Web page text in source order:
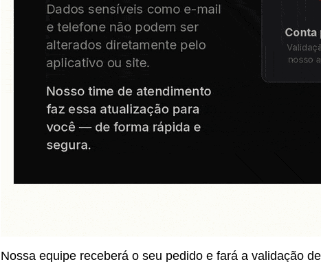
Nossa equipe receberá o seu pedido e fará a validação